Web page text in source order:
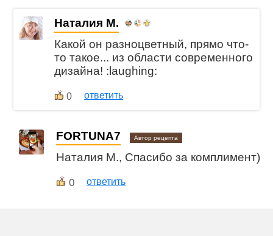
Наталия М.
Какой он разноцветный, прямо что-
то такое... из области современного
дизайна! :laughing:
0 ответить
FORTUNA7 Автор рецепта
Наталия М., Спасибо за комплимент)
0 ответить